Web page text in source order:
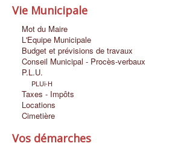
Découvrir MAZION
Vie Scolaire et Petite Enfance
Vie Economique
Vie Associative et Loisirs
Vie Sociale
Nous Contacter
Infos pratiques
Vie Municipale
Mot du Maire
L'Equipe Municipale
Budget et prévisions de travaux
Conseil Municipal - Procès-verbaux
P.L.U.
PLUi-H
Taxes - Impôts
Locations
Cimetière
Vos démarches